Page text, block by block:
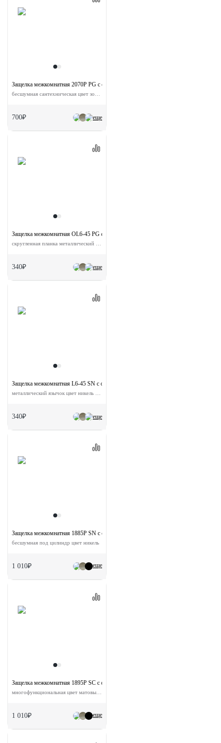
еще
Защелка межкомнатная 2070P PG с ответной планкой
700₽
еще
Защелка межкомнатная OL6-45 PG с ответной планкой
340₽
еще
Защелка межкомнатная L6-45 SN с ответной планкой
340₽
еще
Защелка межкомнатная 1885P SN с ответной планкой
бесшумная под цилиндр цвет никель
1 010₽
еще
Защелка межкомнатная 1895P SC с ответной планкой
1 010₽